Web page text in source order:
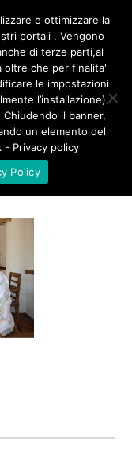
e ottimizzare la
portali . Vengono
di terze parti,al
oltre che per finalita'
le impostazioni
l’installazione),
il banner,
un elemento del
- Privacy policy
Policy